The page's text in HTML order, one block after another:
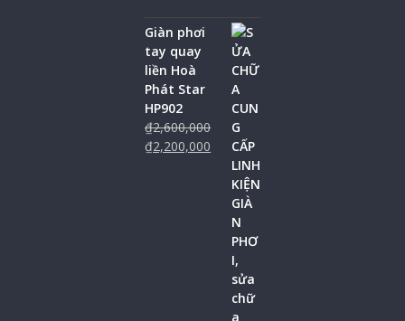
Giàn phơi
tay quay
liền Hoà
Phát Star
HP902
₫2,600,000
₫2,200,000